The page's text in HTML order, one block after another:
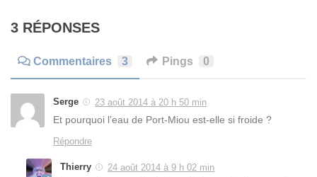
3 RÉPONSES
Commentaires 3 Pings 0
Serge 23 août 2014 à 20 h 50 min
Et pourquoi l’eau de Port-Miou est-elle si froide ?
Répondre
Thierry 24 août 2014 à 9 h 02 min